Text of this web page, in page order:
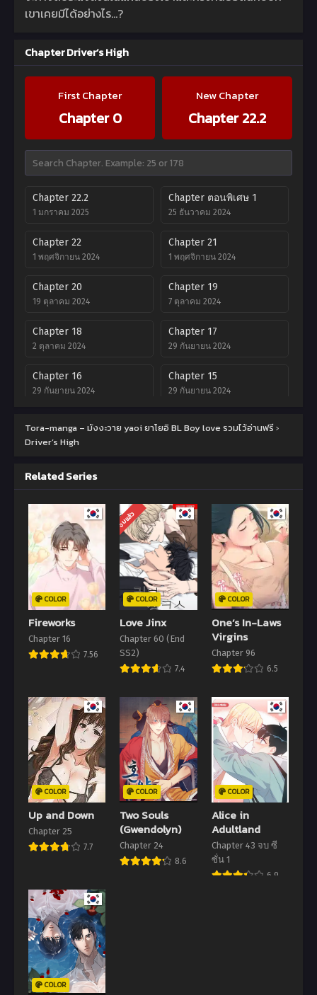
เขาเคยมีได้อย่างไร…?
Chapter Driver’s High
First Chapter
Chapter 0
New Chapter
Chapter 22.2
Chapter 22.2
1 มกราคม 2025
Chapter ตอนพิเศษ 1
25 ธันวาคม 2024
Chapter 22
1 พฤศจิกายน 2024
Chapter 21
1 พฤศจิกายน 2024
Chapter 20
19 ตุลาคม 2024
Chapter 19
7 ตุลาคม 2024
Chapter 18
2 ตุลาคม 2024
Chapter 17
29 กันยายน 2024
Chapter 16
29 กันยายน 2024
Chapter 15
29 กันยายน 2024
6 กันยายน 2024 6 กันยายน 2024
6 กันยายน 2024
Chapter 10
6 กันยายน 2024
Chapter 9
6 กันยายน 2024
Chapter 8
6 กันยายน 2024
Chapter 7
6 กันยายน 2024
Chapter 6
6 กันยายน 2024
Chapter 5
5 กันยายน 2024
Chapter 4
5 กันยายน 2024
Chapter 3
5 กันยายน 2024
5 กันยายน 2024 5 กันยายน 2024
Chapter 0
5 กันยายน 2024
Tora-manga – มังงะวาย yaoi ยาโยอิ BL Boy love รวมไว้อ่านฟรี ›
Driver’s High
Related Series
COLOR
Fireworks
Chapter 16
7.56
จบแล้ว
COLOR
Love Jinx
Chapter 60 (End
SS2)
7.4
COLOR
One’s In-Laws
Virgins
Chapter 96
6.5
COLOR
Up and Down
Chapter 25
7.7
COLOR
Two Souls
(Gwendolyn)
Chapter 24
8.6
COLOR
Alice in
Adultland
Chapter 43 จบ ซี
ซั่น 1
6.9
COLOR